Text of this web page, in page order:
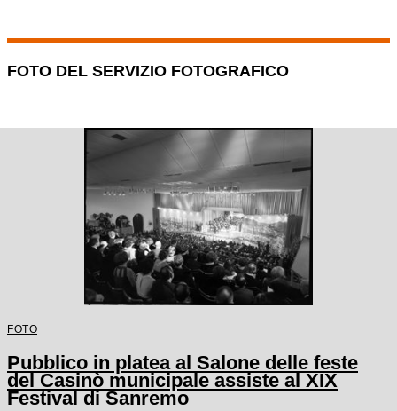
FOTO DEL SERVIZIO FOTOGRAFICO
FOTO
Pubblico in platea al Salone delle feste
del Casinò municipale assiste al XIX
Festival di Sanremo